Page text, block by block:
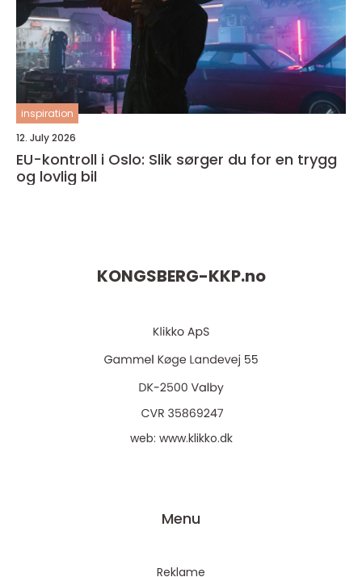
inspiration
12. July 2026
EU-kontroll i Oslo: Slik sørger du for en trygg
og lovlig bil
KONGSBERG-KKP.no
web: www.klikko.dk
Menu
Reklame